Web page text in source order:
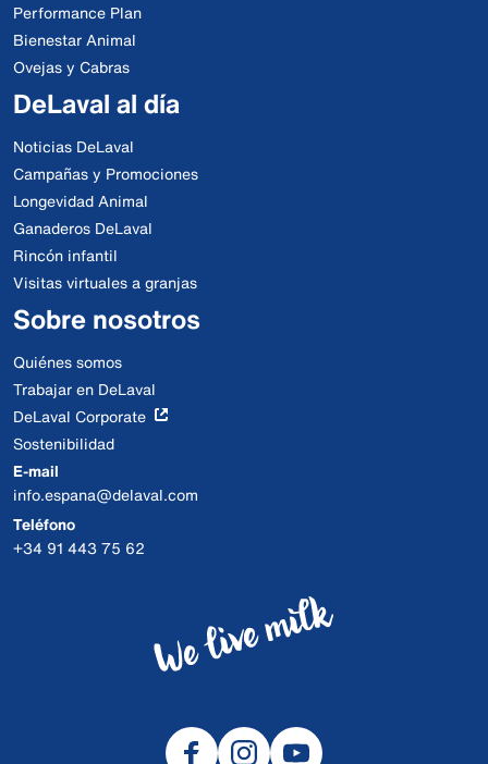
Performance Plan
Bienestar Animal
Ovejas y Cabras
DeLaval al día
Noticias DeLaval
Campañas y Promociones
Longevidad Animal
Ganaderos DeLaval
Rincón infantil
Visitas virtuales a granjas
Sobre nosotros
Quiénes somos
Trabajar en DeLaval
DeLaval Corporate
Sostenibilidad
E-mail
info.espana@delaval.com
Teléfono
+34 91 443 75 62